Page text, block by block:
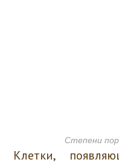
Степени
Клетки,